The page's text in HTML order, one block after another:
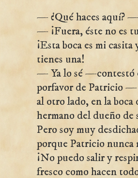
— ¿Qué haces aquí?
— ¡Fuera, éste no es
¡Esta boca es mi
tienes una!
— Ya lo sé —contestó
porfavor de Patricio —
al otro lado, en la boca
hermano del dueño de
Pero soy muy
porque Patricio nunca
¡No puedo salir y
fresco como hacen